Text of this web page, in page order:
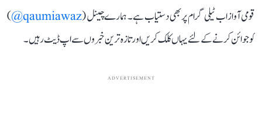
قومی آواز اب ٹیلی گرام پر بھی دستیاب ہے۔ ہمارے چینل (qaumiawaz@
)
کو جوائن کرنے کے لئے یہاں کلک کریں اور تازہ ترین خبروں سے اپ ڈیٹ رہیں۔
ADVERTISEMENT